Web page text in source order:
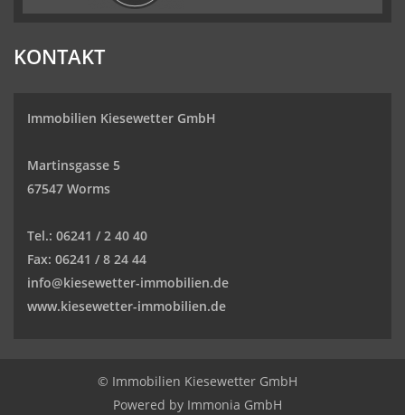
KONTAKT
Immobilien Kiesewetter GmbH
Martinsgasse 5
67547 Worms
Tel.: 06241 / 2 40 40
Fax: 06241 / 8 24 44
info@kiesewetter-immobilien.de
www.kiesewetter-immobilien.de
© Immobilien Kiesewetter GmbH
Powered by Immonia GmbH